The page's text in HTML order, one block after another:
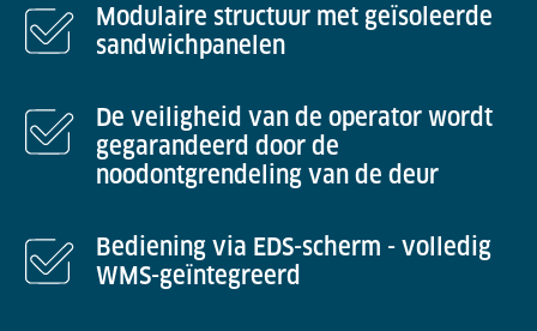
Modulaire structuur met geïsoleerde
sandwichpanelen
De veiligheid van de operator wordt
gegarandeerd door de
noodontgrendeling van de deur
Bediening via EDS-scherm - volledig
WMS-geïntegreerd